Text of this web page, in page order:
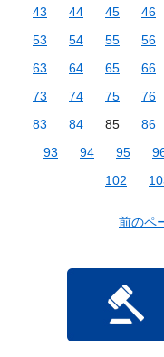
43
44 45 46
53
54 55 56
63
64 65 66
73
74 75 76
83
84 85 86
93
94 95
102
前のペ